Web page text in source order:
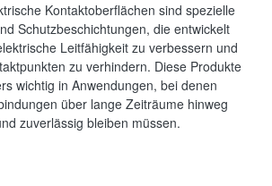
Kontaktoberflächen sind spezielle
Schutzbeschichtungen, die entwickelt
Leitfähigkeit zu verbessern und
zu verhindern. Diese Produkte
wichtig in Anwendungen, bei denen
über lange Zeiträume hinweg
zuverlässig bleiben müssen.